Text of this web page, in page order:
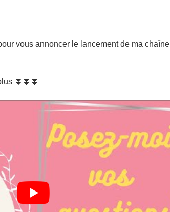
vous annoncer le lancement de ma chaîne
⏬⏬⏬